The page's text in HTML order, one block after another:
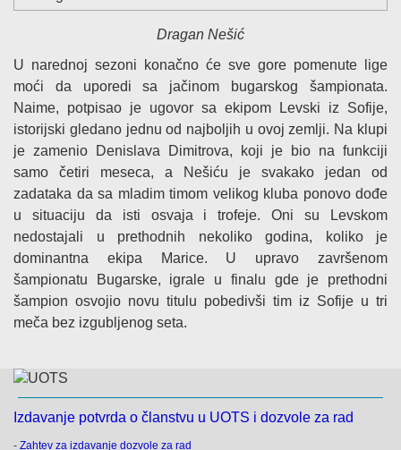
Dragan Nešić
U narednoj sezoni konačno će sve gore pomenute lige
moći da uporedi sa jačinom bugarskog šampionata.
Naime, potpisao je ugovor sa ekipom Levski iz Sofije,
istorijski gledano jednu od najboljih u ovoj zemlji. Na klupi
je zamenio Denislava Dimitrova, koji je bio na funkciji
samo četiri meseca, a Nešiću je svakako jedan od
zadataka da sa mladim timom velikog kluba ponovo dođe
u situaciju da isti osvaja i trofeje. Oni su Levskom
nedostajali u prethodnih nekoliko godina, koliko je
dominantna ekipa Marice. U upravo završenom
šampionatu Bugarske, igrale u finalu gde je prethodni
šampion osvojio novu titulu pobedivši tim iz Sofije u tri
meča bez izgubljenog seta.
Izdavanje potvrda o članstvu u UOTS i dozvole za rad
- Zahtev za izdavanje dozvole za rad